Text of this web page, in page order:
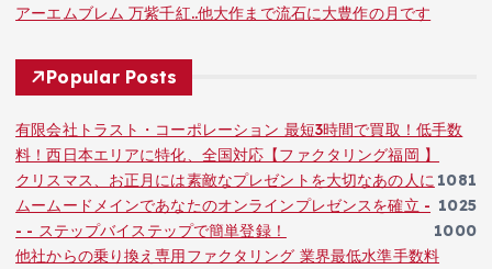
アーエムブレム 万紫千紅..他大作まで流石に大豊作の月です
Popular Posts
有限会社トラスト・コーポレーション 最短3時間で買取！低手数
料！西日本エリアに特化、全国対応【ファクタリング福岡 】
1081
クリスマス、お正月には素敵なプレゼントを大切なあの人に
1025
ムームードメインであなたのオンラインプレゼンスを確立 -
- - ステップバイステップで簡単登録！
1000
他社からの乗り換え専用ファクタリング 業界最低水準手数料